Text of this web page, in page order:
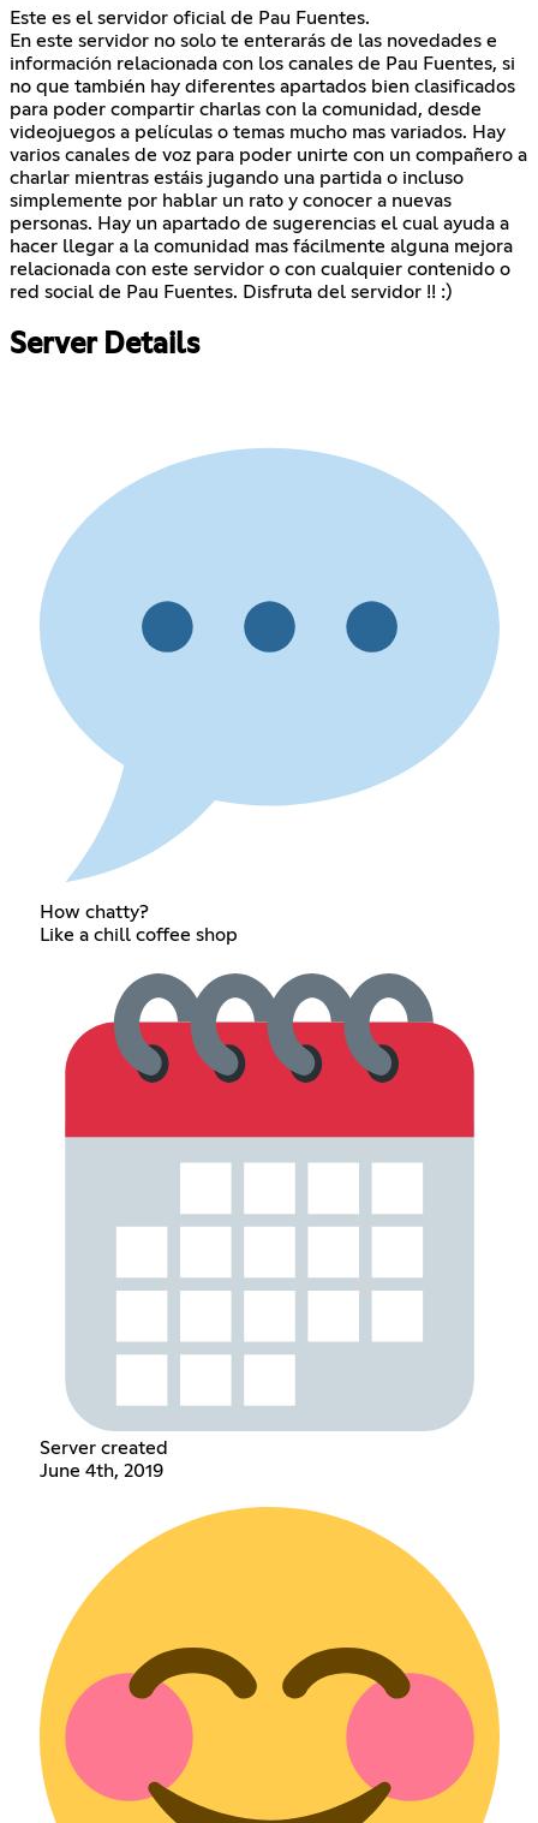
Este es el servidor oficial de Pau Fuentes.
En este servidor no solo te enterarás de las novedades e
información relacionada con los canales de Pau Fuentes, si
no que también hay diferentes apartados bien clasificados
para poder compartir charlas con la comunidad, desde
videojuegos a películas o temas mucho mas variados. Hay
varios canales de voz para poder unirte con un compañero a
charlar mientras estáis jugando una partida o incluso
simplemente por hablar un rato y conocer a nuevas
personas. Hay un apartado de sugerencias el cual ayuda a
hacer llegar a la comunidad mas fácilmente alguna mejora
relacionada con este servidor o con cualquier contenido o
red social de Pau Fuentes. Disfruta del servidor !! :)
Server Details
How chatty?
Like a chill coffee shop
Server created
June 4th, 2019